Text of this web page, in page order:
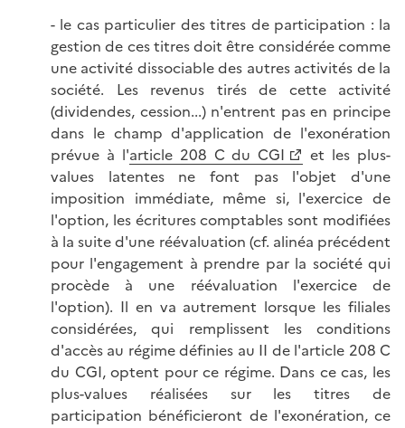
- le cas particulier des titres de participation : la
gestion de ces titres doit être considérée comme
une activité dissociable des autres activités de la
société. Les revenus tirés de cette activité
(dividendes, cession...) n'entrent pas en principe
dans le champ d'application de l'exonération
prévue à l'article 208 C du CGI
et les plus-
values latentes ne font pas l'objet d'une
imposition immédiate, même si, l'exercice de
l'option, les écritures comptables sont modifiées
à la suite d'une réévaluation (cf. alinéa précédent
pour l'engagement à prendre par la société qui
procède à une réévaluation l'exercice de
l'option). Il en va autrement lorsque les filiales
considérées, qui remplissent les conditions
d'accès au régime définies au II de l'article 208 C
du CGI, optent pour ce régime. Dans ce cas, les
plus-values réalisées sur les titres de
participation bénéficieront de l'exonération, ce